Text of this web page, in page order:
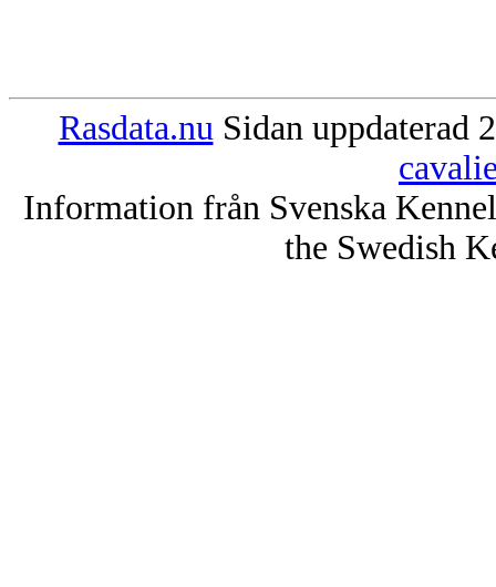
Rasdata.nu Sidan uppdaterad
Information från Svenska
the Swedish